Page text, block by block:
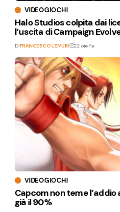
VIDEOGIOCHI
Halo Studios colpita dai
l’uscita di Campaign
DiFRANCESCO LEMURI 22 ore fa
VIDEOGIOCHI
Capcom non teme l’addio
già il 90%